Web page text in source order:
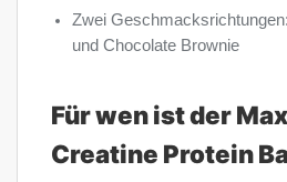
Zwei
und Chocolate Brownie
Für wen ist der
Creatine Protein